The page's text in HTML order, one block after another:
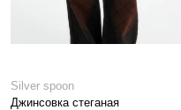
Silver spoon
Джинсовка стеганая